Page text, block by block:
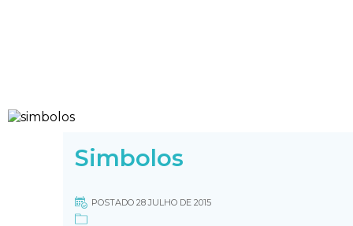
Simbolos
POSTADO 28 JULHO DE 2015